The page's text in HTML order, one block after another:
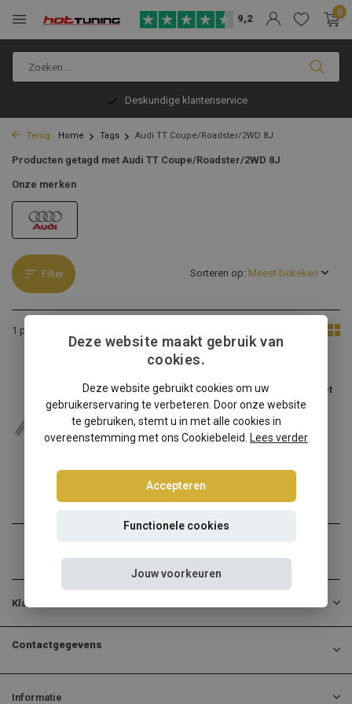
9,2
0
Deskundige klantenservice
Terug Home Tags Audi TT Coupe/Roadster/2WD 8J
Producten getagd met Audi TT Coupe/Roadster/2WD 8J
Onze merken
Filter
1 product
Sorteren op:
Audi TT Coupe/Roadster/2WD 8J schroefset
Audi TT Coupe/Roadster/2W...
€274,95
Klantenservice
Contactgegevens
Informatie
Deze website maakt gebruik van
cookies.
Deze website gebruikt cookies om uw
gebruikerservaring te verbeteren. Door onze website
te gebruiken, stemt u in met alle cookies in
overeenstemming met ons Cookiebeleid.
Lees verder
Accepteren
Functionele cookies
Jouw voorkeuren